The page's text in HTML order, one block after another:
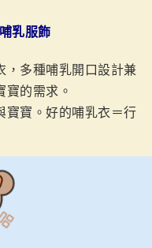
乳服飾
，多種哺乳開口設計兼
寶的需求。
寶寶。好的哺乳衣＝行